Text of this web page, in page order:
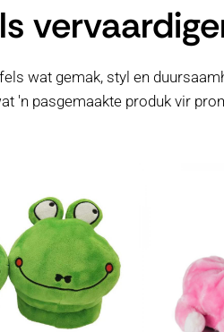
wat gemak, styl en
'n pasgemaakte produk vir